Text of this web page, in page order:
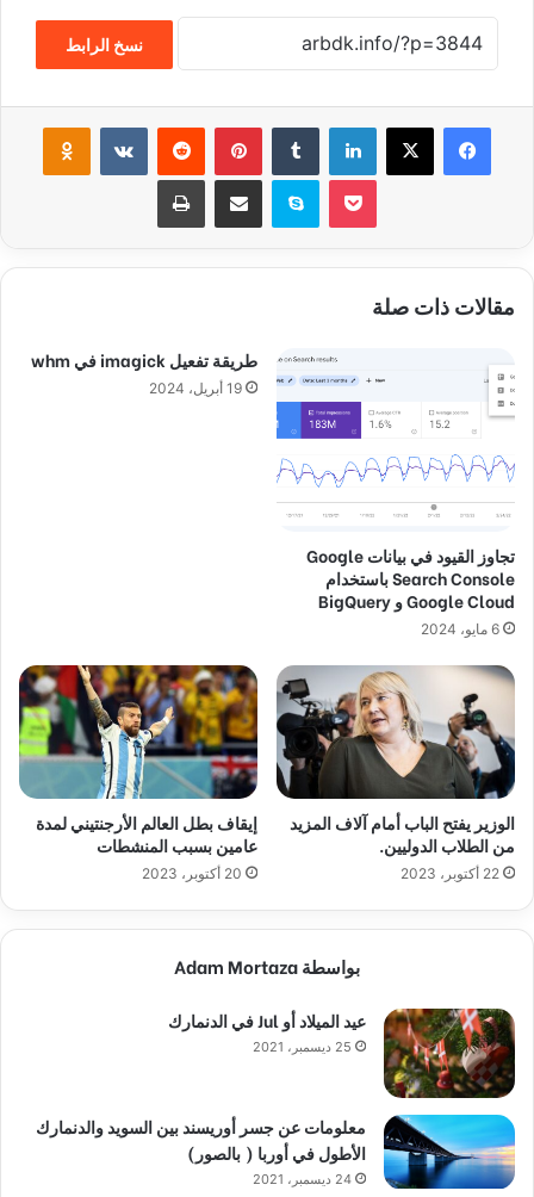
نسخ الرابط
فيسبوك لينكدإن بينتيريست
سكايب
مقالات ذات صلة
تجاوز القيود في بيانات Google
Search Console باستخدام
Google Cloud و BigQuery
6 مايو، 2024
طريقة تفعيل imagick في whm
19 أبريل، 2024
الوزير يفتح الباب أمام آلاف المزيد
من الطلاب الدوليين.
22 أكتوبر، 2023
إيقاف بطل العالم الأرجنتيني لمدة
عامين بسبب المنشطات
20 أكتوبر، 2023
بواسطة Adam Mortaza
عيد الميلاد أو Jul في الدنمارك
25 ديسمبر، 2021
معلومات عن جسر أوريسند بين السويد والدنمارك
الأطول في أوربا ( بالصور)
24 ديسمبر، 2021